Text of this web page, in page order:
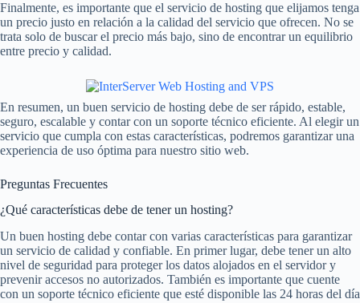
Finalmente, es importante que el servicio de hosting que elijamos tenga
un precio justo en relación a la calidad del servicio que ofrecen. No se
trata solo de buscar el precio más bajo, sino de encontrar un equilibrio
entre precio y calidad.
En resumen, un buen servicio de hosting debe de ser rápido, estable,
seguro, escalable y contar con un soporte técnico eficiente. Al elegir un
servicio que cumpla con estas características, podremos garantizar una
experiencia de uso óptima para nuestro sitio web.
Preguntas Frecuentes
¿Qué características debe de tener un hosting?
Un buen hosting debe contar con varias características para garantizar
un servicio de calidad y confiable. En primer lugar, debe tener un alto
nivel de seguridad para proteger los datos alojados en el servidor y
prevenir accesos no autorizados. También es importante que cuente
con un soporte técnico eficiente que esté disponible las 24 horas del día